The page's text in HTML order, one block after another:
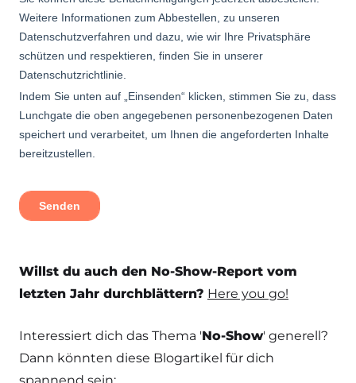
Willst du auch den No-Show-Report vom
letzten Jahr durchblättern? Here you go!
Interessiert dich das Thema 'No-Show' generell?
Dann könnten diese Blogartikel für dich